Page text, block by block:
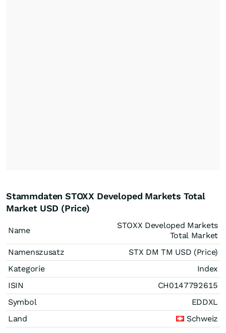
Stammdaten STOXX Developed Markets Total
Market USD (Price)
Name
STOXX Developed Markets
Total Market
Namenszusatz
STX DM TM USD (Price)
Kategorie
Index
ISIN
CH0147792615
Symbol
EDDXL
Land
Schweiz